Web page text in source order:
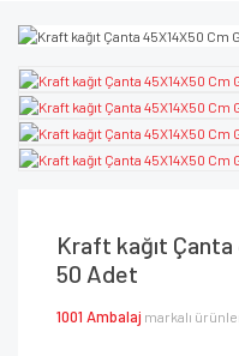
Kraft kağıt Çanta
50 Adet
1001 Ambalaj markalı